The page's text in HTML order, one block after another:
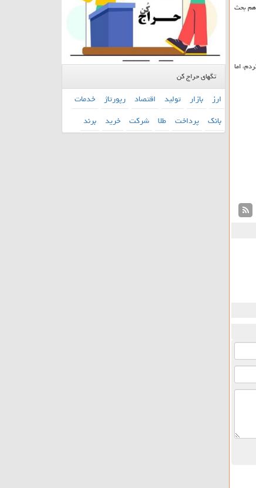
بحث
اما
تگهای حراج کن
ارز بازار تولید اقتصاد رپورتاژ خدمات
بانك پرداخت طلا شركت خرید برند